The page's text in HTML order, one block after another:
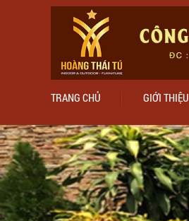
TRANG CHỦ GIỚI THIỆU